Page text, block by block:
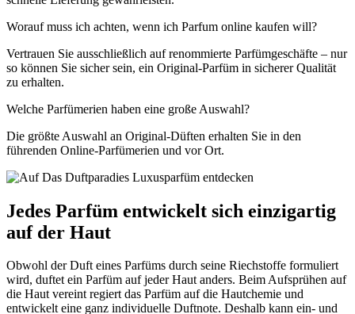
Worauf muss ich achten, wenn ich Parfum online kaufen will?
Vertrauen Sie ausschließlich auf renommierte Parfümgeschäfte – nur
so können Sie sicher sein, ein Original-Parfüm in sicherer Qualität
zu erhalten.
Welche Parfümerien haben eine große Auswahl?
Die größte Auswahl an Original-Düften erhalten Sie in den
führenden Online-Parfümerien und vor Ort.
Jedes Parfüm entwickelt sich einzigartig
auf der Haut
Obwohl der Duft eines Parfüms durch seine Riechstoffe formuliert
wird, duftet ein Parfüm auf jeder Haut anders. Beim Aufsprühen auf
die Haut vereint regiert das Parfüm auf die Hautchemie und
entwickelt eine ganz individuelle Duftnote. Deshalb kann ein- und